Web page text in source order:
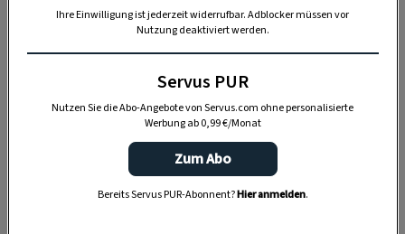
Berchtesgadenern.Mehr über die Servus-
Krimireihe erfahren Sie hier:www.servus-
-> Zur Krimi-Übersichtsseite geht eshier!
Ihre Einwilligung ist jederzeit widerrufbar. Adblocker müssen vor
Nutzung deaktiviert werden.
Servus PUR
Nutzen Sie die Abo-Angebote von Servus.com ohne personalisierte
Werbung ab 0,99 €/Monat
Zum Abo
Bereits Servus PUR-Abonnent?Hier anmelden.